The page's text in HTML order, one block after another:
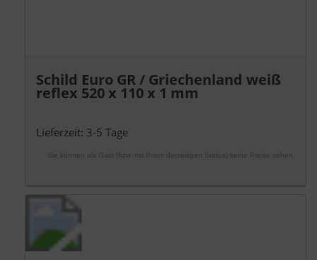
Schild Euro GR / Griechenland weiß
reflex 520 x 110 x 1 mm
Lieferzeit: 3-5 Tage
Sie können als Gast (bzw. mit Ihrem derzeitigen Status) keine Preise sehen.